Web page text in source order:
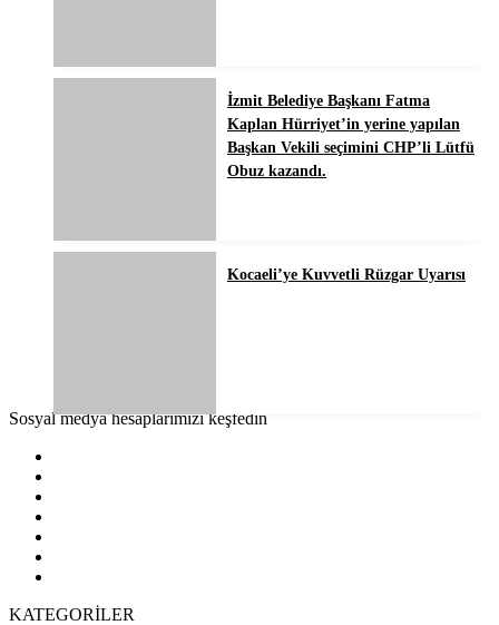
İzmit Belediye Başkanı Fatma
Kaplan Hürriyet’in yerine yapılan
Başkan Vekili seçimini CHP’li Lütfü
Obuz kazandı.
Kocaeli’ye Kuvvetli Rüzgar Uyarısı
Sosyal medya hesaplarımızı keşfedin
KATEGORİLER